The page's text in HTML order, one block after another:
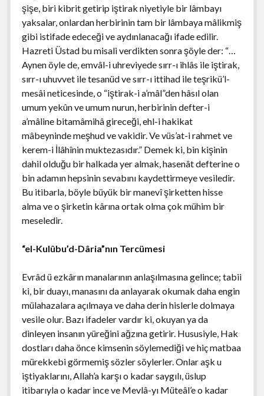
şişe, biri kibrit getirip iştirak niyetiyle bir lâmbayı
yaksalar, onlardan herbirinin tam bir lâmbaya mâlikmiş
gibi istifade edeceği ve aydınlanacağı ifade edilir.
Hazreti Üstad bu misali verdikten sonra şöyle der: “…
Aynen öyle de, emvâl-i uhreviyede sırr-ı ihlâs ile iştirak,
sırr-ı uhuvvet ile tesanüd ve sırr-ı ittihad ile teşrikü’l-
mesâi neticesinde, o “iştirak-i a’mâl”den hâsıl olan
umum yekûn ve umum nurun, herbirinin defter-i
a’mâline bitamâmihâ gireceği, ehl-i hakikat
mâbeyninde meşhud ve vakidir. Ve vüs’at-i rahmet ve
kerem-i İlâhînin muktezasıdır.” Demek ki, bin kişinin
dahil olduğu bir halkada yer almak, hasenât defterine o
bin adamın hepsinin sevabını kaydettirmeye vesiledir.
Bu itibarla, böyle büyük bir manevî şirketten hisse
alma ve o şirketin kârına ortak olma çok mühim bir
meseledir.
“el-Kulûbu’d-Dâria”nın Tercümesi
Evrâd ü ezkârın manalarının anlaşılmasına gelince; tabii
ki, bir duayı, manasını da anlayarak okumak daha engin
mülahazalara açılmaya ve daha derin hislerle dolmaya
vesile olur. Bazı ifadeler vardır ki, okuyan ya da
dinleyen insanın yüreğini ağzına getirir. Hususiyle, Hak
dostları daha önce kimsenin söylemediği ve hiç matbaa
mürekkebi görmemiş sözler söylerler. Onlar aşk u
iştiyaklarını, Allah’a karşı o kadar saygılı, üslup
itibarıyla o kadar ince ve Mevlâ-yı Müteâl’e o kadar